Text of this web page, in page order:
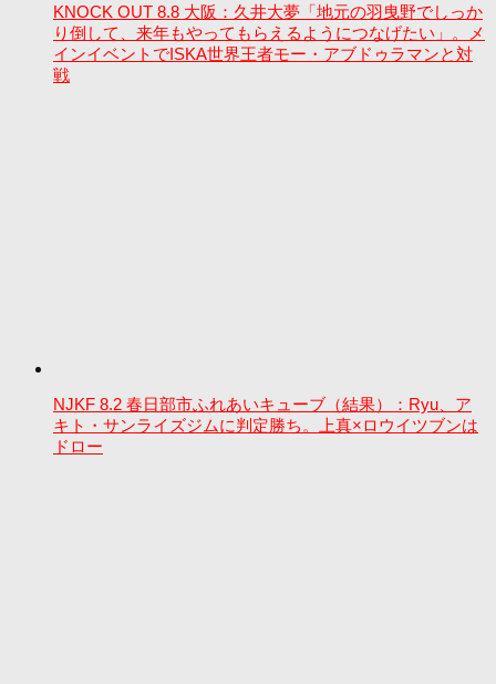
KNOCK OUT 8.8 大阪：久井大夢「地元の羽曳野でしっか
り倒して、来年もやってもらえるようにつなげたい」。メ
インイベントでISKA世界王者モー・アブドゥラマンと対
戦
NJKF 8.2 春日部市ふれあいキューブ（結果）：Ryu、ア
キト・サンライズジムに判定勝ち。上真×ロウイツブンは
ドロー